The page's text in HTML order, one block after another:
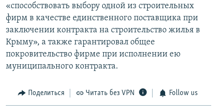
«способствовать выбору одной из строительных
фирм в качестве единственного поставщика при
заключении контракта на строительство жилья в
Крыму», а также гарантировал общее
покровительство фирме при исполнении ею
муниципального контракта.
Поделиться Читать без VPN Follow us